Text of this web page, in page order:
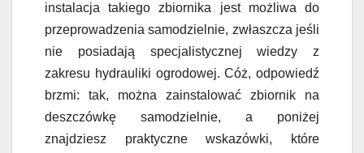
instalacja takiego zbiornika jest możliwa do
przeprowadzenia samodzielnie, zwłaszcza jeśli
nie posiadają specjalistycznej wiedzy z
zakresu hydrauliki ogrodowej. Cóż, odpowiedź
brzmi: tak, można zainstalować zbiornik na
deszczówkę samodzielnie, a poniżej
znajdziesz praktyczne wskazówki, które